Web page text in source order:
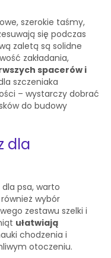
szerokie taśmy,
się podczas
zaletą są solidne
zakładania,
spacerów i
szczeniaka
– wystarczy dobrać
do budowy
dla
psa, warto
wybór
zestawu szelki i
ułatwiają
chodzenia i
otoczeniu.